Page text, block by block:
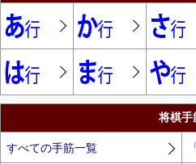
将棋手
すべての手筋一覧